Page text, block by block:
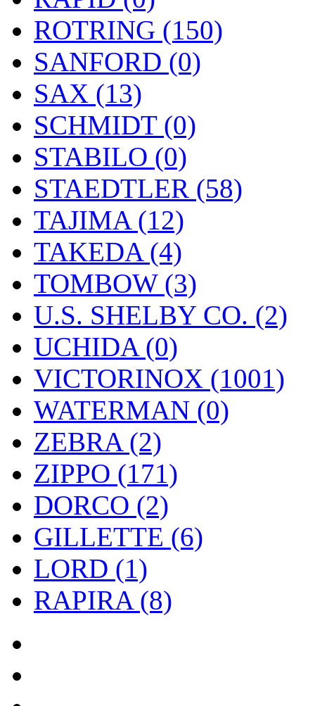
ROTRING (150)
SANFORD (0)
SAX (13)
SCHMIDT (0)
STABILO (0)
STAEDTLER (58)
TAJIMA (12)
TAKEDA (4)
TOMBOW (3)
U.S. SHELBY CO. (2)
UCHIDA (0)
VICTORINOX (1001)
WATERMAN (0)
ZEBRA (2)
ZIPPO (171)
DORCO (2)
GILLETTE (6)
LORD (1)
RAPIRA (8)